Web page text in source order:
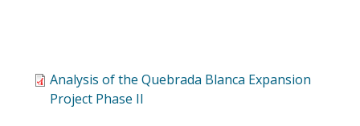
Analysis of the Quebrada Blanca Expansion
Project Phase II